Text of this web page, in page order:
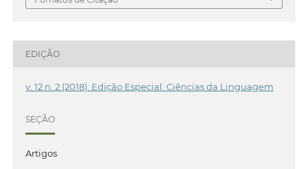
EDIÇÃO
v. 12 n. 2 (2018): Edição Especial: Ciências da Linguagem
SEÇÃO
Artigos